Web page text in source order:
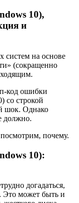
10),
и
систем на основе
(сокращенно
код ошибки
со строкой
шок. Однако
должно.
почему.
10):
догадаться,
Это может быть и